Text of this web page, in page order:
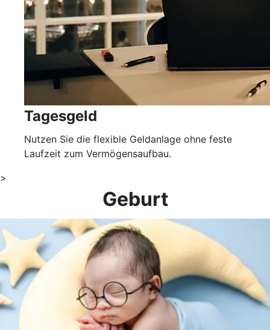
Tagesgeld
Nutzen Sie die flexible Geldanlage ohne feste
Laufzeit zum Vermögensaufbau.
>
Geburt